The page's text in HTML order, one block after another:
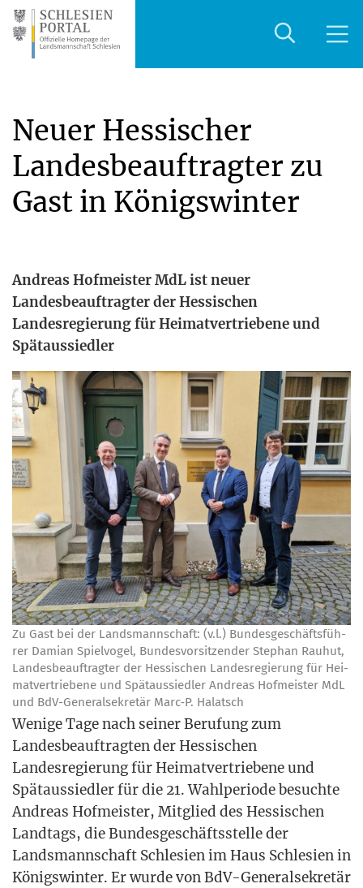
Neuer Hessischer
Landesbeauftragter zu
Gast in Königswinter
Andre­as Hof­meis­ter MdL ist neu­er
Lan­des­be­auf­trag­ter der Hes­si­schen
Lan­des­re­gie­rung für Hei­mat­ver­trie­be­ne und
Spätaussiedler
Zu Gast bei der Lands­mann­schaft: (v.l.) Bun­des­ge­schäfts­füh­
rer Dami­an Spiel­vo­gel, Bun­des­vor­sit­zen­der Ste­phan Rau­hut,
Lan­des­be­auf­trag­ter der Hes­si­schen Lan­des­re­gie­rung für Hei­
mat­ver­trie­be­ne und Spät­aus­sied­ler Andre­as Hof­meis­ter MdL
und BdV-Gene­ral­se­kre­tär Marc‑P. Halatsch
Weni­ge Tage nach sei­ner Beru­fung zum
Lan­des­be­auf­trag­ten der Hes­si­schen
Lan­des­re­gie­rung für Hei­mat­ver­trie­be­ne und
Spät­aus­sied­ler für die 21. Wahl­pe­ri­ode besuch­te
Andre­as Hof­meis­ter, Mit­glied des Hes­si­schen
Land­tags, die Bun­des­ge­schäfts­stel­le der
Lands­mann­schaft Schle­si­en im Haus Schle­si­en in
Königs­win­ter. Er wur­de von BdV-Gene­ral­se­kre­tär